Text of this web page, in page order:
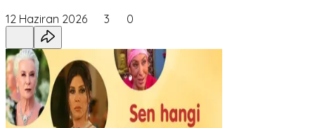
12 Haziran 2026 3 0